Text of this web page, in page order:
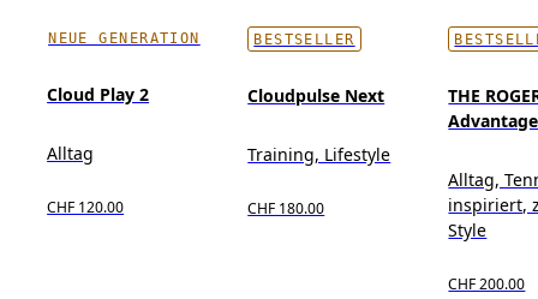
NEUE GENERATION
Cloud Play 2
Alltag
CHF 120.00
BESTSELLER
Cloudpulse Next
Training, Lifestyle
CHF 180.00
THE
Advantage
Alltag,
inspiriert,
Style
CHF 200.00